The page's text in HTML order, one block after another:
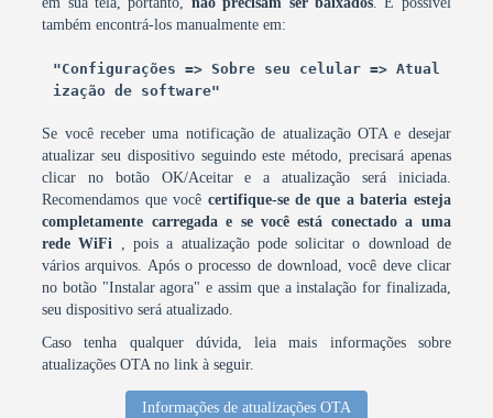
também encontrá-los manualmente em:
"Configurações => Sobre seu celular => Atual
ização de software"
Se você receber uma notificação de atualização OTA e desejar
atualizar seu dispositivo seguindo este método, precisará apenas
clicar no botão OK/Aceitar e a atualização será iniciada.
Recomendamos que você certifique-se de que a bateria esteja
completamente carregada e se você está conectado a uma
rede WiFi , pois a atualização pode solicitar o download de
vários arquivos. Após o processo de download, você deve clicar
no botão "Instalar agora" e assim que a instalação for finalizada,
seu dispositivo será atualizado.
Caso tenha qualquer dúvida, leia mais informações sobre
atualizações OTA no link à seguir.
Informações de atualizações OTA